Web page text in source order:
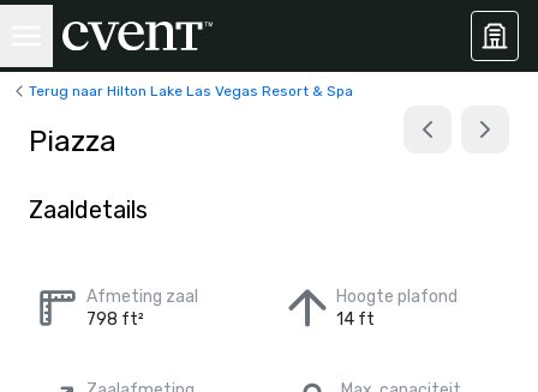
Terug naar Hilton Lake Las Vegas Resort & Spa
Piazza
Zaaldetails
Afmeting zaal
798 ft²
Hoogte plafond
14 ft